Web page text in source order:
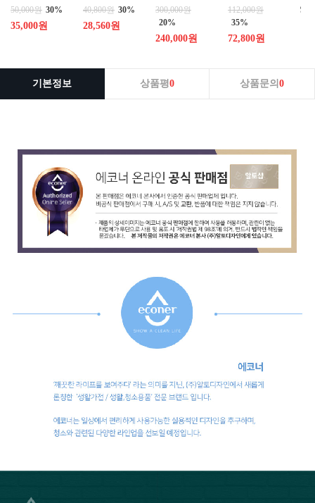
50,000원 30%
35,000원
40,800원 30%
28,560원
300,000원
20%
240,000원
112,000원
35%
72,800원
기본정보 상품평0 상품문의0